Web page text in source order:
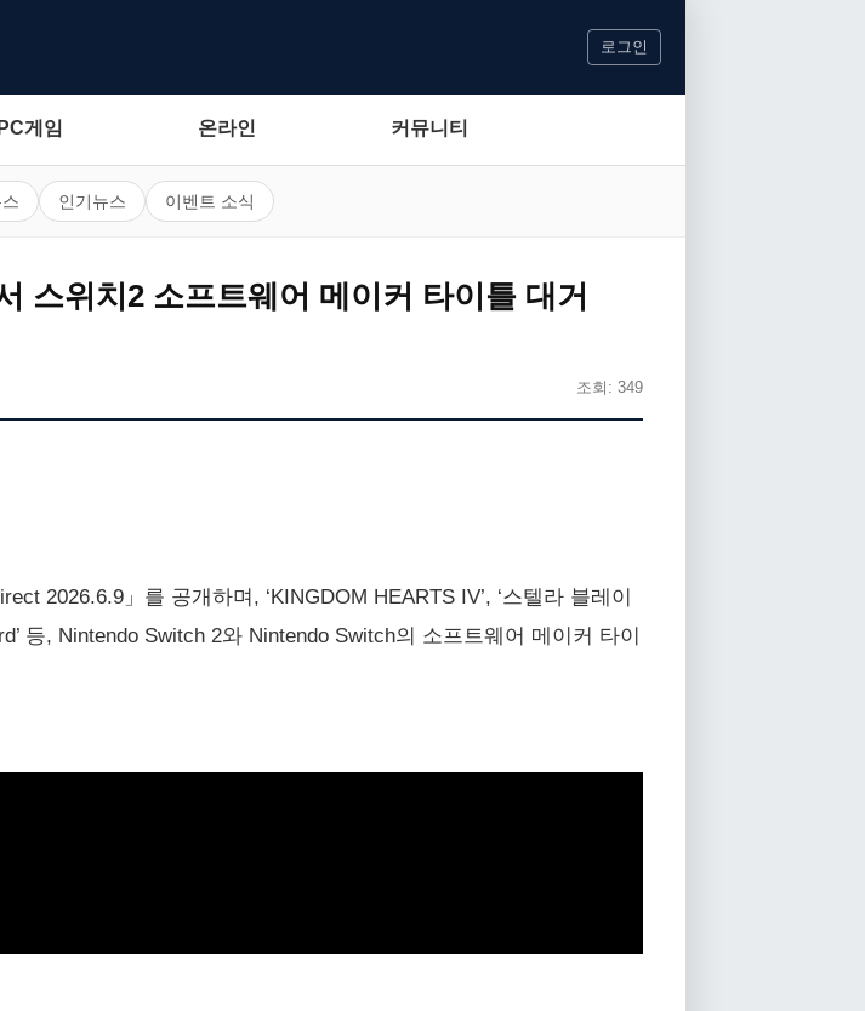
로그인
PC게임 온라인 커뮤니티
인기뉴스 이벤트 소식
스위치2 소프트웨어 메이커 타이틀 대거
조회: 349
2026.6.9」를 공개하며, ‘KINGDOM HEARTS IV’, ‘스텔라 블레이
등, Nintendo Switch 2와 Nintendo Switch의 소프트웨어 메이커 타이